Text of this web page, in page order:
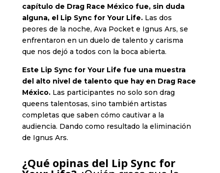
capítulo de Drag Race México fue, sin duda
alguna, el Lip Sync for Your Life.Las dos
peores de la noche, Ava Pocket e Ignus Ars, se
enfrentaron en un duelo de talento y carisma
que nos dejó a todos con la boca abierta.
Este Lip Sync for Your Life fue una muestra
del alto nivel de talento que hay en Drag Race
México.Las participantes no solo son drag
queens talentosas, sino también artistas
completas que saben cómo cautivar a la
audiencia. Dando como resultado la eliminación
de Ignus Ars.
¿Qué opinas del Lip Sync for